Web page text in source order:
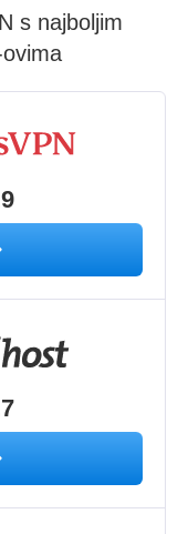
s najboljim